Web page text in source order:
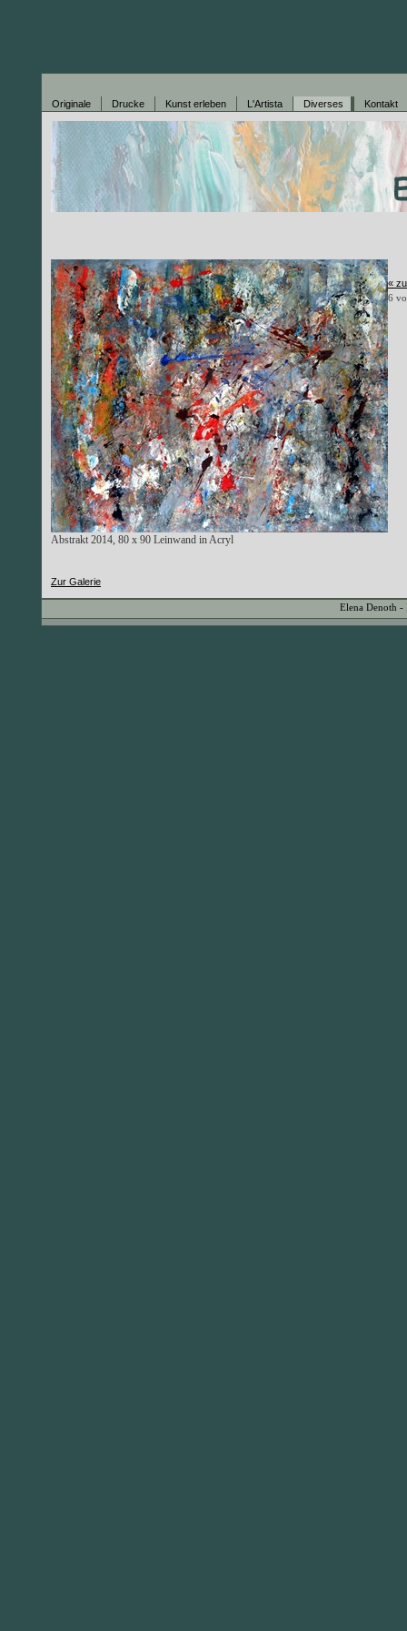
Originale Drucke Kunst erleben L'Artista Diverses Kontakt
Abstrakt 2014, 80 x 90 Leinwand in Acryl
«
6
Zur Galerie
Elena Denoth -